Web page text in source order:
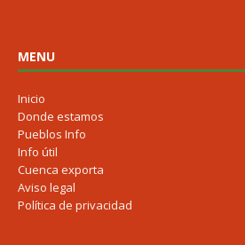
MENU
Inicio
Donde estamos
Pueblos Info
Info útil
Cuenca exporta
Aviso legal
Política de privacidad